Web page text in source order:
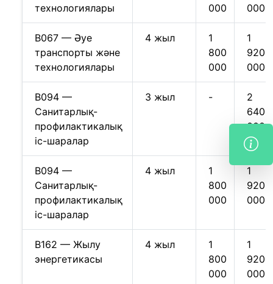
технологиялары
000
000
B067 — Әуе
транспорты және
технологиялары
4 жыл
1
800
000
1
920
000
B094 —
Санитарлық-
профилактикалық
іс-шаралар
3 жыл -
2
640
000
B094 —
Санитарлық-
профилактикалық
іс-шаралар
4 жыл
1
800
000
1
920
000
B162 — Жылу
энергетикасы
4 жыл
1
800
000
1
920
000